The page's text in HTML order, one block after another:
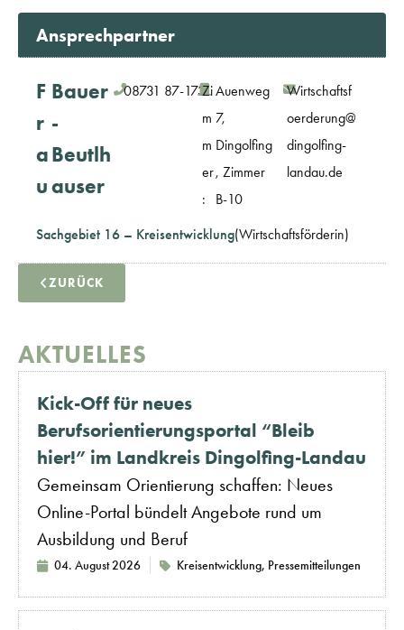
Ansprechpartner
F
r
a
u
Bauer
-
Beutlh
auser
08731 87-173Zi
m
m
er
:
Auenweg
7,
Dingolfing
, Zimmer
B-10
Wirtschaftsf
oerderung@
dingolfing-
landau.de
Sachgebiet 16 – Kreisentwicklung(Wirtschaftsförderin)
ZURÜCK
AKTUELLES
Kick-Off für neues
Berufsorientierungsportal “Bleib
hier!” im Landkreis Dingolfing-Landau
Gemeinsam Orientierung schaffen: Neues
Online-Portal bündelt Angebote rund um
Ausbildung und Beruf
04. August 2026 Kreisentwicklung, Pressemitteilungen